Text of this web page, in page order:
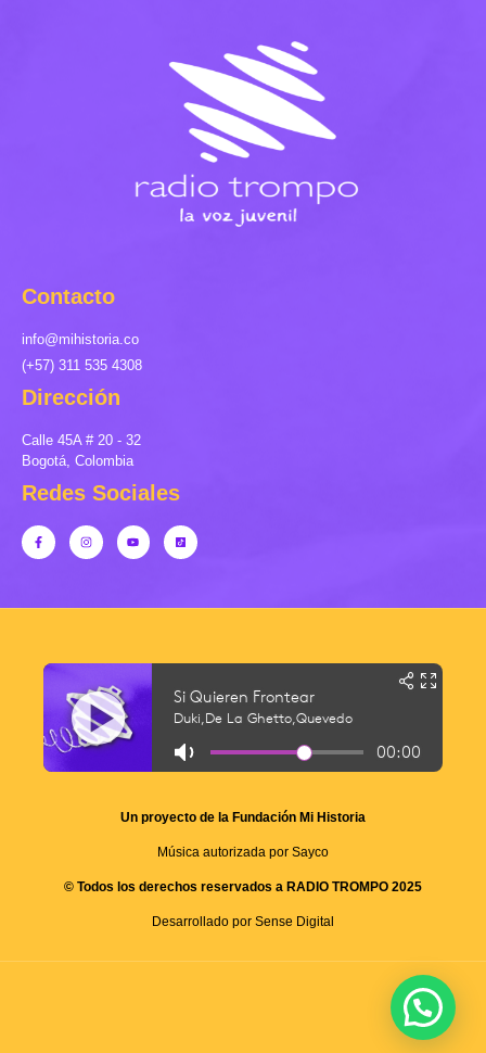
Contacto
info@mihistoria.co
(+57) 311 535 4308
Dirección
Calle 45A # 20 - 32
Bogotá, Colombia
Redes Sociales
Un proyecto de la Fundación Mi Historia
Música autorizada por Sayco
© Todos los derechos reservados a RADIO TROMPO 2025
Desarrollado por Sense Digital